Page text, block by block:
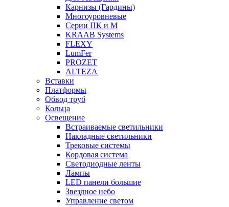
Карнизы (Гардины)
Многоуровневые
Серии ПК и М
KRAAB Systems
FLEXY
LumFer
PROZET
ALTEZA
Вставки
Платформы
Обвод труб
Кольца
Освещение
Встраиваемые светильники
Накладные светильники
Трековые системы
Кордовая система
Светодиодные ленты
Лампы
LED панели большие
Звездное небо
Управление светом